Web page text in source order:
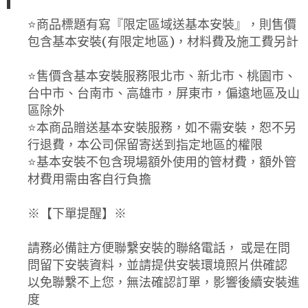
⭐️商品標題有寫『限定區域送基本安裝』，則售價
包含基本安裝(有限定地區)，材料費及施工費另計
⭐️售價含基本安裝服務限北市、新北市、桃園市、
台中市、台南市、高雄市，屏東市，偏遠地區及山
區除外
⭐️本商品贈送基本安裝服務，如不需安裝，恕不另
行退費，本公司保留寄送到指定地區的權限
⭐️基本安裝不包含現場額外使用的管材費，額外管
材費用需由客自行負擔
※【下單提醒】※
請務必備註方便聯繫安裝的聯絡電話， 或是在問
問留下安裝資料，並請提供安裝環境照片供確認
以免聯繫不上您，無法確認訂單，影響後續安裝進
度